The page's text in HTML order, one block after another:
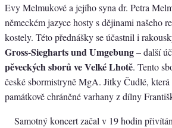
Evy Melmukové a jejího syna dr. Petra
německém jazyce hosty s dějinami našeho
kostely. Této přednášky se účastnil i
Gross-Siegharts und Umgebung– další
pěveckých sborů ve Velké Lhotě. Tento
české sbormistryně MgA. Jitky Čudlé, která
památkově chráněné varhany z dílny
Samotný koncert začal v 19 hodin